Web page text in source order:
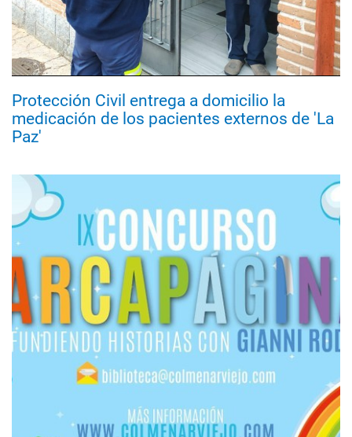
Protección Civil entrega a domicilio la
medicación de los pacientes externos de 'La
Paz'